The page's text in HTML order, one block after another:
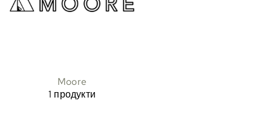
Moore
1 продукти